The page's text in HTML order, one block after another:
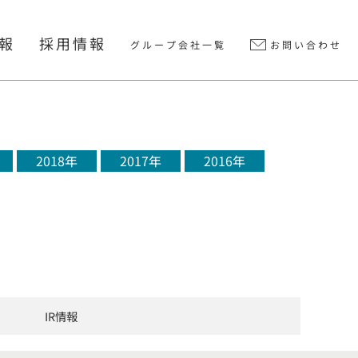
採用情報 グループ会社一覧 お問い合わせ
2018年 2017年 2016年
IR情報